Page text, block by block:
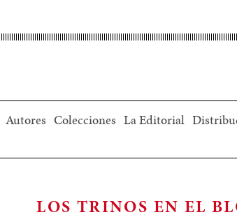
Autores Colecciones La Editorial
LOS TRINOS EN EL